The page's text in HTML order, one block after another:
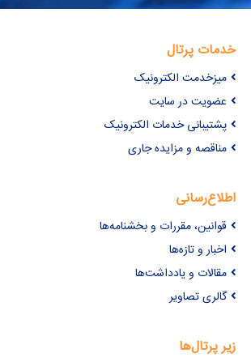
خدمات پرتال
میزخدمت الکترونیک
عضویت در سایت
پشتیبانی خدمات الکترونیک
مناقصه و مزایده جاری
اطلاع‌رسانی
قوانین، مقررات و بخشنامه‌ها
اخبار و تازه‌ها
مقالات و یادداشت‌ها
گالری تصاویر
زیر پرتال‌ها